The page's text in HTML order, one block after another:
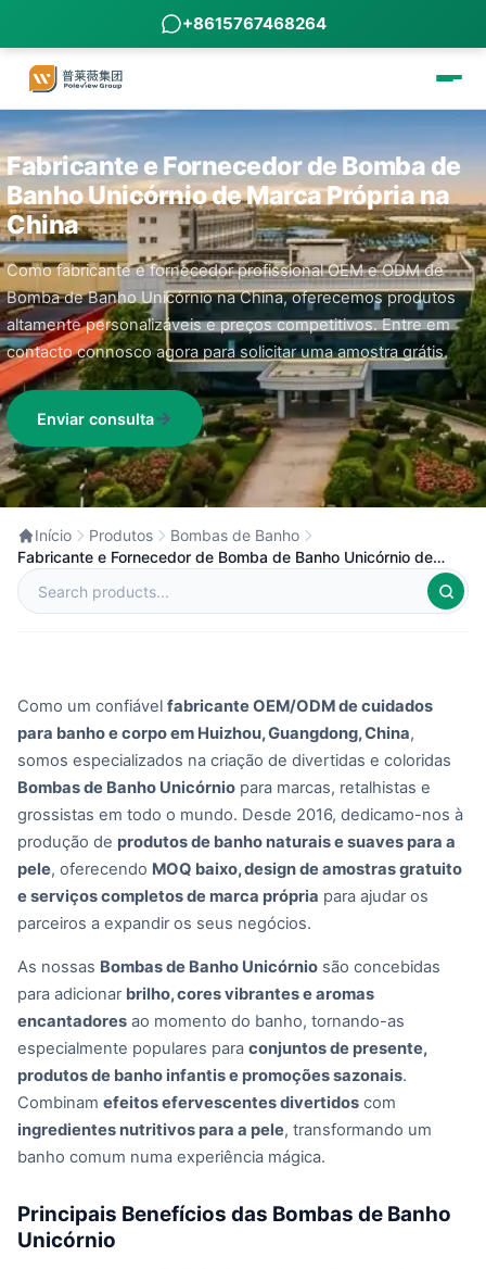
+8615767468264
Fabricante e Fornecedor de Bomba de
Banho Unicórnio de Marca Própria na
China
Como fabricante e fornecedor profissional OEM e ODM de
Bomba de Banho Unicórnio na China, oferecemos produtos
altamente personalizáveis e preços competitivos. Entre em
contacto connosco agora para solicitar uma amostra grátis.
Enviar consulta
Início Produtos
Bombas de Banho
Fabricante e Fornecedor de Bomba de Banho Unicórnio de
Marca Própria na China
Como um confiável fabricante OEM/ODM de cuidados
para banho e corpo em Huizhou, Guangdong, China,
somos especializados na criação de divertidas e coloridas
Bombas de Banho Unicórnio para marcas, retalhistas e
grossistas em todo o mundo. Desde 2016, dedicamo-nos à
produção de produtos de banho naturais e suaves para a
pele, oferecendo MOQ baixo, design de amostras gratuito
e serviços completos de marca própria para ajudar os
parceiros a expandir os seus negócios.
As nossas Bombas de Banho Unicórnio são concebidas
para adicionar brilho, cores vibrantes e aromas
encantadores ao momento do banho, tornando-as
especialmente populares para conjuntos de presente,
produtos de banho infantis e promoções sazonais.
Combinam efeitos efervescentes divertidos com
ingredientes nutritivos para a pele, transformando um
banho comum numa experiência mágica.
Principais Benefícios das Bombas de Banho
Unicórnio